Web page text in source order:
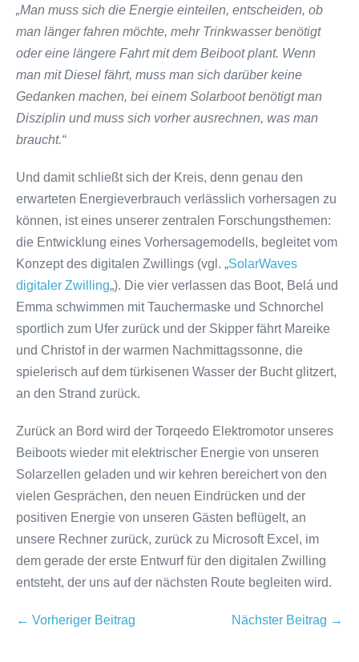
„Man muss sich die Energie einteilen, entscheiden, ob
man länger fahren möchte, mehr Trinkwasser benötigt
oder eine längere Fahrt mit dem Beiboot plant. Wenn
man mit Diesel fährt, muss man sich darüber keine
Gedanken machen, bei einem Solarboot benötigt man
Disziplin und muss sich vorher ausrechnen, was man
braucht.“
Und damit schließt sich der Kreis, denn genau den
erwarteten Energieverbrauch verlässlich vorhersagen zu
können, ist eines unserer zentralen Forschungsthemen:
die Entwicklung eines Vorhersagemodells, begleitet vom
Konzept des digitalen Zwillings (vgl. „SolarWaves
digitaler Zwilling„). Die vier verlassen das Boot, Belá und
Emma schwimmen mit Tauchermaske und Schnorchel
sportlich zum Ufer zurück und der Skipper fährt Mareike
und Christof in der warmen Nachmittagssonne, die
spielerisch auf dem türkisenen Wasser der Bucht glitzert,
an den Strand zurück.
Zurück an Bord wird der Torqeedo Elektromotor unseres
Beiboots wieder mit elektrischer Energie von unseren
Solarzellen geladen und wir kehren bereichert von den
vielen Gesprächen, den neuen Eindrücken und der
positiven Energie von unseren Gästen beflügelt, an
unsere Rechner zurück, zurück zu Microsoft Excel, im
dem gerade der erste Entwurf für den digitalen Zwilling
entsteht, der uns auf der nächsten Route begleiten wird.
Beitragsnavigation
← Vorheriger Beitrag Nächster Beitrag →